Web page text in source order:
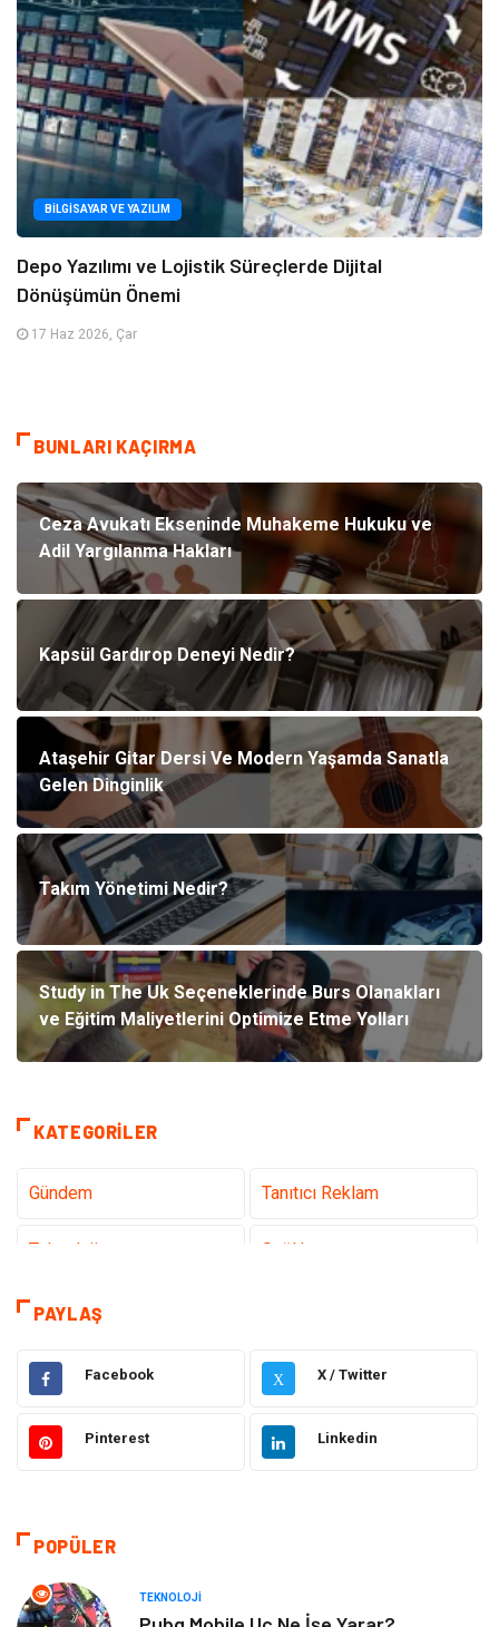
BILGISAYAR VE YAZILIM
Depo Yazılımı ve Lojistik Süreçlerde Dijital
Dönüşümün Önemi
17 Haz 2026, Çar
BUNLARI KAÇIRMA
Ceza Avukatı Ekseninde Muhakeme Hukuku ve
Adil Yargılanma Hakları
Kapsül Gardırop Deneyi Nedir?
Ataşehir Gitar Dersi Ve Modern Yaşamda Sanatla
Gelen Dinginlik
Takım Yönetimi Nedir?
Study in The Uk Seçeneklerinde Burs Olanakları
ve Eğitim Maliyetlerini Optimize Etme Yolları
KATEGORILER
Gündem Tanıtıcı Reklam
Teknoloji Sağlık
Dekorasyon
Eğitim Hukuk
Ulaşım ve Taşımacılık Yapı İnşaat
Tekstil
Bilgisayar ve Yazılım
PAYLAŞ
Facebook X X / Twitter
Pinterest Linkedin
POPÜLER
TEKNOLOJI